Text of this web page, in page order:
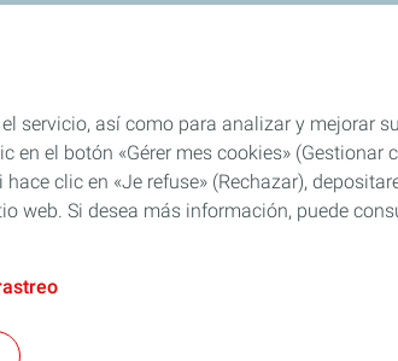
Cookies y privacidad
servicio, así como para analizar y mejorar
el botón «Gérer mes cookies» (Gestionar
clic en «Je refuse» (Rechazar),
web. Si desea más información, puede